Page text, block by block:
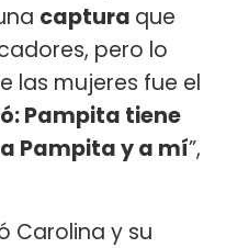
captura que
pero lo
las mujeres fue el
Pampita tiene
Pampita y a mí”,
Carolina y su